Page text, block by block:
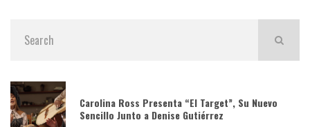
Carolina Ross Presenta “El Target”, Su Nuevo
Sencillo Junto a Denise Gutiérrez